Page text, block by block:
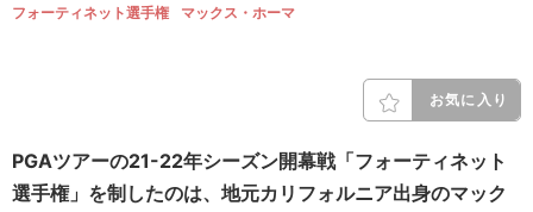
フォーティネット選手権
マックス・ホーマ
お気に入り
PGAツアーの21-22年シーズン開幕戦「フォーティネット
選手権」を制したのは、地元カリフォルニア出身のマック